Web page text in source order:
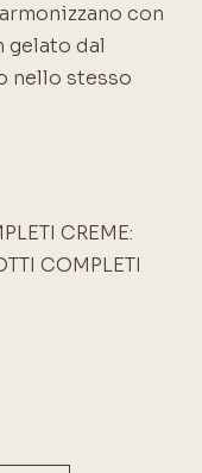
con
gelato dal
nello stesso
CREME:
COMPLETI